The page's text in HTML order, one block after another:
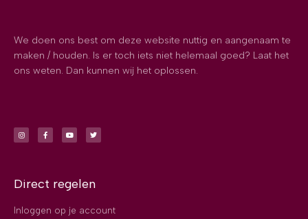
We doen ons best om deze website nuttig en aangenaam te
maken / houden. Is er toch iets niet helemaal goed? Laat het
ons weten. Dan kunnen wij het oplossen.
Direct regelen
Inloggen op je account